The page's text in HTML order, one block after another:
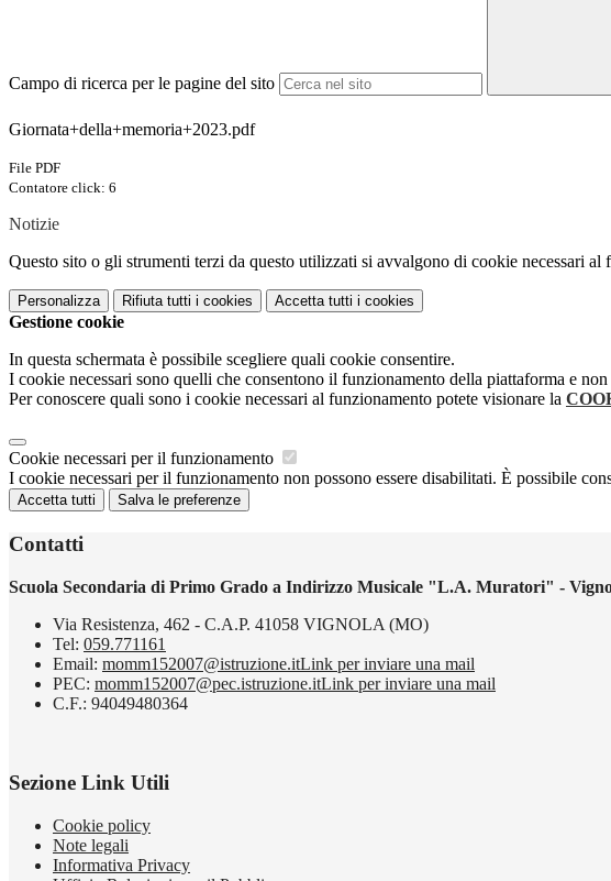
Campo di ricerca per le pagine del sito
Giornata+della+memoria+2023.pdf
File PDF
Contatore click: 6
Notizie
Questo sito o gli strumenti terzi da questo utilizzati si avvalgono di cookie necessari
Personalizza Rifiuta tutti i cookies Accetta tutti i cookies
Gestione cookie
In questa schermata è possibile scegliere quali cookie consentire.
I cookie necessari sono quelli che consentono il funzionamento della piattaforma e
Per conoscere quali sono i cookie necessari al funzionamento potete visionare la
Cookie necessari per il funzionamento
I cookie necessari per il funzionamento non possono essere disabilitati. È possibile
Accetta tutti Salva le preferenze
Contatti
Scuola Secondaria di Primo Grado a Indirizzo Musicale "L.A. Muratori" -
Via Resistenza, 462 - C.A.P. 41058 VIGNOLA (MO)
Tel: 059.771161
Email: momm152007@istruzione.itLink per inviare una mail
PEC: momm152007@pec.istruzione.itLink per inviare una mail
C.F.: 94049480364
Sezione Link Utili
Cookie policy
Note legali
Informativa Privacy